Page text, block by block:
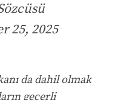
25, 2025
da dahil olmak
geçerli